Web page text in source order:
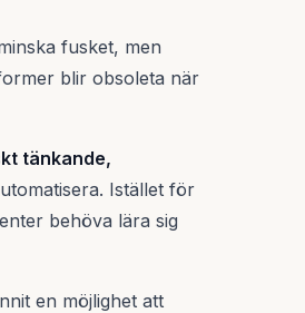
fusket, men
blir obsoleta när
tänkande,
Istället för
behöva lära sig
en möjlighet att